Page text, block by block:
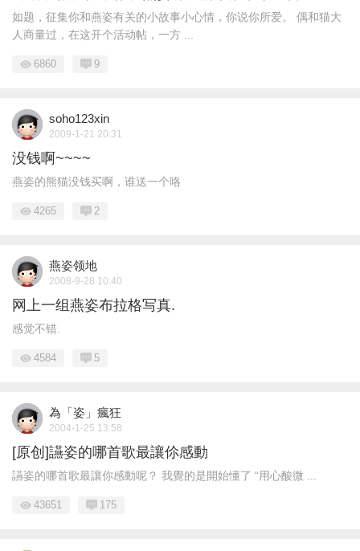
如题，征集你和燕姿有关的小故事小心情，你说你所爱。 偶和猫大
人商量过，在这开个活动帖，一方 ...
6860 9
soho123xin
2009-1-21 20:31
没钱啊~~~~
燕姿的熊猫没钱买啊，谁送一个咯
4265 2
燕姿领地
2008-9-28 10:40
网上一组燕姿布拉格写真.
感觉不错.
4584 5
為「姿」瘋狂
2004-1-25 13:58
[原创]讌姿的哪首歌最讓伱感動
讌姿的哪首歌最讓你感動呢？ 我覺的是開始懂了 “用心酸微 ...
43651 175